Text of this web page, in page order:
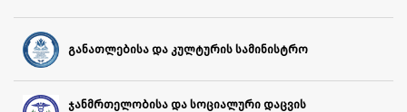
განათლებისა და კულტურის სამინისტრო
ჯანმრთელობისა და სოციალური დაცვის